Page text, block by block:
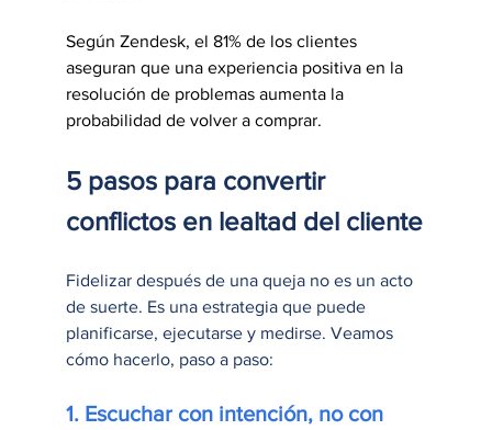
Según Zendesk, el 81% de los clientes
aseguran que una experiencia positiva en la
resolución de problemas aumenta la
probabilidad de volver a comprar.
5 pasos para convertir
conflictos en lealtad del cliente
Fidelizar después de una queja no es un acto
de suerte. Es una estrategia que puede
planificarse, ejecutarse y medirse. Veamos
cómo hacerlo, paso a paso:
1. Escuchar con intención, no con